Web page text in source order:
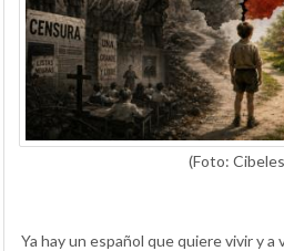
(Foto:
Ya hay un español que quiere vivir y a